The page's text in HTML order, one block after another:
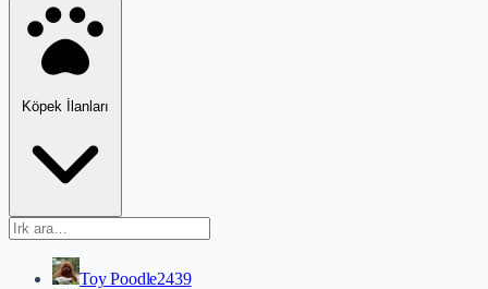
Köpek İlanları
Toy Poodle2439